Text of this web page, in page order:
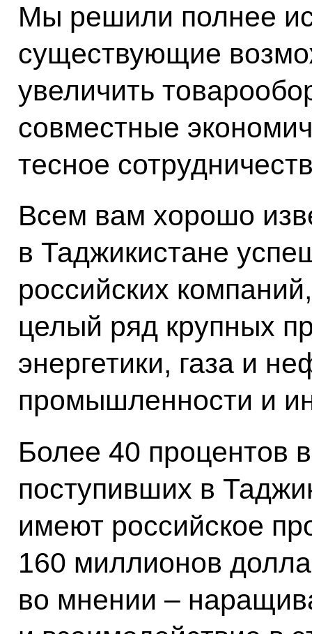
Мы решили полнее
существующие
увеличить
совместные
тесное
Всем вам хорошо
в Таджикистане
российских
целый ряд крупных
энергетики, газа и
промышленности и
Более 40 процентов
поступивших в
имеют российское
160 миллионов
во мнении –